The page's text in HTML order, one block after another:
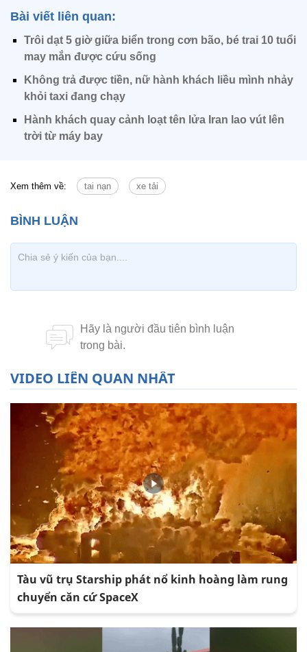
Bài viết liên quan:
Trôi dạt 5 giờ giữa biển trong cơn bão, bé trai 10 tuổi
may mắn được cứu sống
Không trả được tiền, nữ hành khách liều mình nhảy
khỏi taxi đang chạy
Hành khách quay cảnh loạt tên lửa Iran lao vút lên
trời từ máy bay
Xem thêm về: tai nạn xe tải
VIDEO LIÊN QUAN NHẤT
Tàu vũ trụ Starship phát nổ kinh hoàng làm rung
chuyển căn cứ SpaceX